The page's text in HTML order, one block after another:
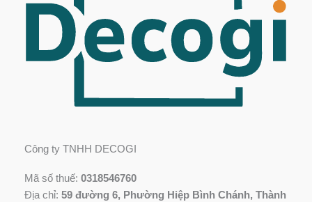
Công ty TNHH DECOGI
Mã số thuế: 0318546760
Địa chỉ: 59 đường 6, Phường Hiệp Bình Chánh, Thành